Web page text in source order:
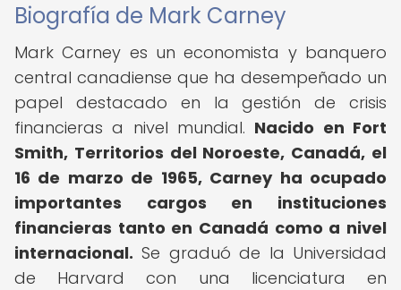
Biografía de Mark Carney
Mark Carney es un economista y banquero
central canadiense que ha desempeñado un
papel destacado en la gestión de crisis
financieras a nivel mundial. Nacido en Fort
Smith, Territorios del Noroeste, Canadá, el
16 de marzo de 1965, Carney ha ocupado
importantes cargos en instituciones
financieras tanto en Canadá como a nivel
internacional. Se graduó de la Universidad
de Harvard con una licenciatura en